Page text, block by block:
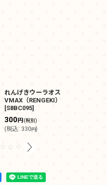
れんげきウーラオス
VMAX（RENGEKI）
[S8BC095]
300円 (税別)
(税込: 330円)